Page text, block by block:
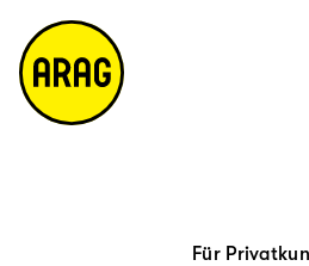
m
a
p
Für